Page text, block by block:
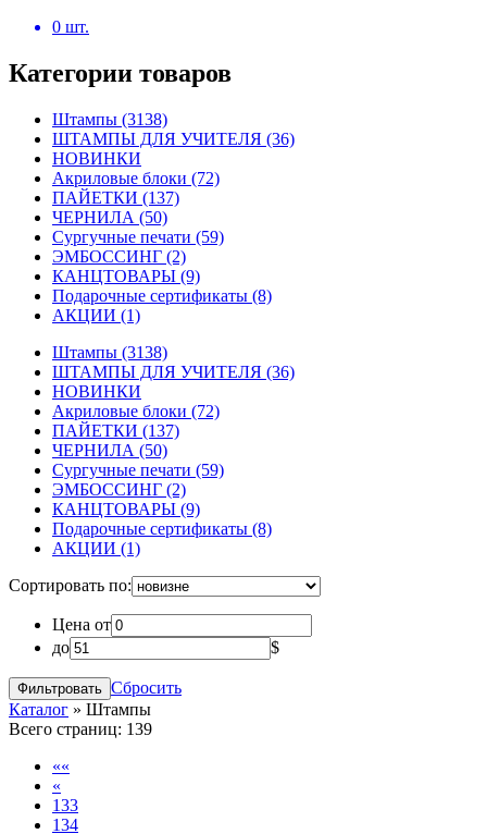
0 шт.
Категории товаров
Штампы (3138)
ШТАМПЫ ДЛЯ УЧИТЕЛЯ (36)
НОВИНКИ
Акриловые блоки (72)
ПАЙЕТКИ (137)
ЧЕРНИЛА (50)
Сургучные печати (59)
ЭМБОССИНГ (2)
КАНЦТОВАРЫ (9)
Подарочные сертификаты (8)
АКЦИИ (1)
Штампы (3138)
ШТАМПЫ ДЛЯ УЧИТЕЛЯ (36)
НОВИНКИ
Акриловые блоки (72)
ПАЙЕТКИ (137)
ЧЕРНИЛА (50)
Сургучные печати (59)
ЭМБОССИНГ (2)
КАНЦТОВАРЫ (9)
Подарочные сертификаты (8)
АКЦИИ (1)
Сортировать по:
Цена от
до
$
Сбросить
Каталог » Штампы
Всего страниц: 139
««
«
133
134